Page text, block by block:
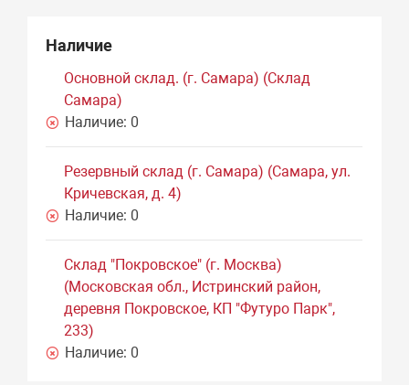
Наличие
Основной склад. (г. Самара) (Склад
Самара)
Наличие: 0
Резервный склад (г. Самара) (Самара, ул.
Кричевская, д. 4)
Наличие: 0
Склад "Покровское" (г. Москва)
(Московская обл., Истринский район,
деревня Покровское, КП "Футуро Парк",
233)
Наличие: 0